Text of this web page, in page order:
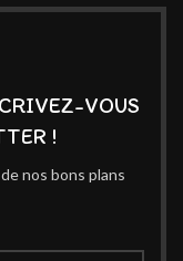
VOUS
!
nos bons plans